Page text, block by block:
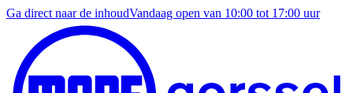
Ga direct naar de inhoudVandaag open van 10:00 tot 17:00 uur